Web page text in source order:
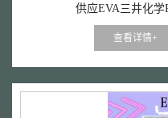
供应EVA三井化学
查看详情+